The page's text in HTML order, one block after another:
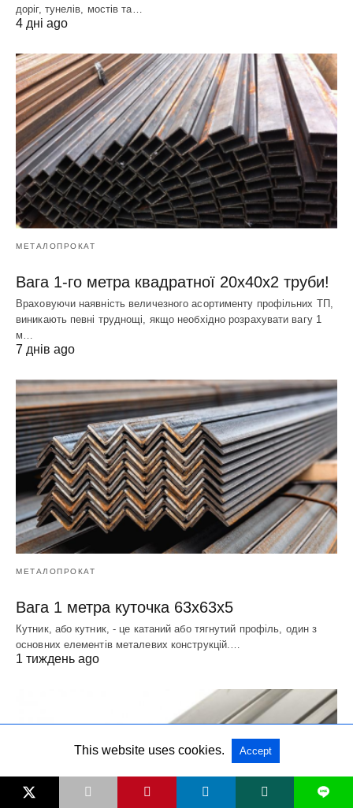
доріг, тунелів, мостів та…
4 дні ago
МЕТАЛОПРОКАТ
Вага 1-го метра квадратної 20х40х2 труби!
Враховуючи наявність величезного асортименту профільних ТП,
виникають певні труднощі, якщо необхідно розрахувати вагу 1
м…
7 днів ago
МЕТАЛОПРОКАТ
Вага 1 метра куточка 63х63х5
Кутник, або кутник, - це катаний або тягнутий профіль, один з
основних елементів металевих конструкцій.…
1 тиждень ago
L
This website uses cookies. Accept